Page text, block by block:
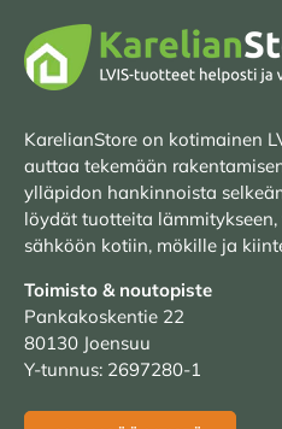
KarelianStore on kotimainen
auttaa tekemään
ylläpidon hankinnoista
löydät tuotteita
sähköön kotiin, mökille ja
Toimisto & noutopiste
Pankakoskentie 22
80130 Joensuu
Y-tunnus: 2697280-1